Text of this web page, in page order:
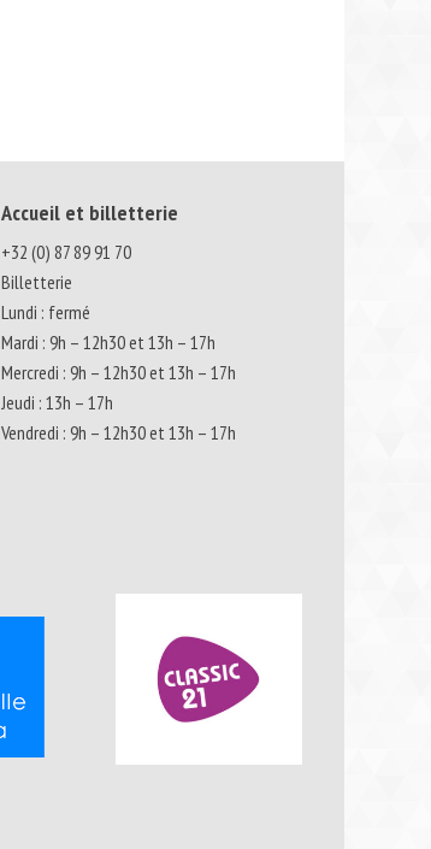
Accueil et billetterie
+32 (0) 87 89 91 70
Billetterie
Lundi : fermé
Mardi : 9h – 12h30 et 13h – 17h
Mercredi : 9h – 12h30 et 13h – 17h
Jeudi : 13h – 17h
Vendredi : 9h – 12h30 et 13h – 17h